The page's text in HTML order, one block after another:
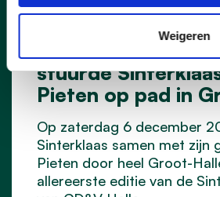
Weigeren
Persinfo | CD&V
stuurde
Pieten op pad in
07/12/25
Op zaterdag 6 december
Sinterklaas samen met zijn
Pieten door heel Groot-
allereerste editie van de